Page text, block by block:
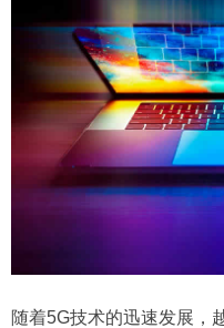
随着5G技术的迅速发展，